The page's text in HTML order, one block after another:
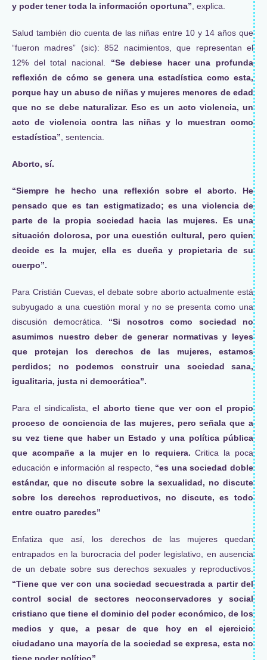
y poder tener toda la información oportuna” , explica.
Salud también dio cuenta de las niñas entre 10 y 14 años que
“fueron madres” (sic): 852 nacimientos, que representan el
12% del total nacional. “Se debiese hacer una profunda
reflexión de cómo se genera una estadística como esta,
porque hay un abuso de niñas y mujeres menores de edad
que no se debe naturalizar. Eso es un acto violencia, un
acto de violencia contra las niñas y lo muestran como
estadística” , sentencia.
Aborto, sí.
“Siempre he hecho una reflexión sobre el aborto. He
pensado que es tan estigmatizado; es una violencia de
parte de la propia sociedad hacia las mujeres. Es una
situación dolorosa, por una cuestión cultural, pero quien
decide es la mujer, ella es dueña y propietaria de su
cuerpo”.
Para Cristián Cuevas, el debate sobre aborto actualmente está
subyugado a una cuestión moral y no se presenta como una
discusión democrática. “Si nosotros como sociedad no
asumimos nuestro deber de generar normativas y leyes
que protejan los derechos de las mujeres, estamos
perdidos; no podemos construir una sociedad sana,
igualitaria, justa ni democrática”.
Para el sindicalista, el aborto tiene que ver con el propio
proceso de conciencia de las mujeres, pero señala que a
su vez tiene que haber un Estado y una política pública
que acompañe a la mujer en lo requiera. Critica la poca
educación e información al respecto, “es una sociedad doble
estándar, que no discute sobre la sexualidad, no discute
sobre los derechos reproductivos, no discute, es todo
entre cuatro paredes”
Enfatiza que así, los derechos de las mujeres quedan
entrapados en la burocracia del poder legislativo, en ausencia
de un debate sobre sus derechos sexuales y reproductivos.
“Tiene que ver con una sociedad secuestrada a partir del
control social de sectores neoconservadores y social
cristiano que tiene el dominio del poder económico, de los
medios y que, a pesar de que hoy en el ejercicio
ciudadano una mayoría de la sociedad se expresa, esta no